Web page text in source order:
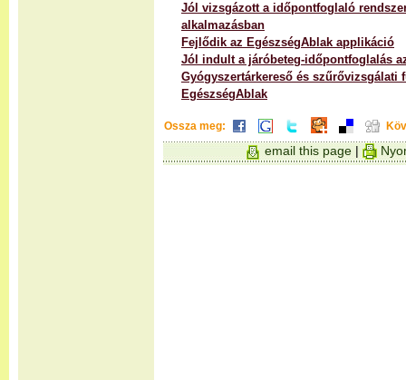
Jól vizsgázott a időpontfoglaló
alkalmazásban
Fejlődik az EgészségAblak applikáció
Jól indult a járóbeteg-időpontfoglalás
Gyógyszertárkereső és szűrővizsgálati
EgészségAblak
Ossza meg:
email this page|